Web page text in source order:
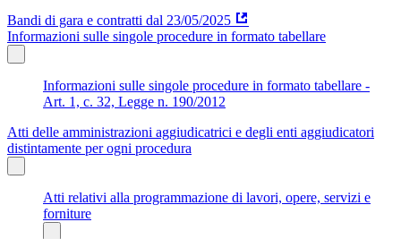
Bandi di gara e contratti dal 23/05/2025
Informazioni sulle singole procedure in formato tabellare
Informazioni sulle singole procedure in formato tabellare -
Art. 1, c. 32, Legge n. 190/2012
Atti delle amministrazioni aggiudicatrici e degli enti aggiudicatori
distintamente per ogni procedura
Atti relativi alla programmazione di lavori, opere, servizi e
forniture